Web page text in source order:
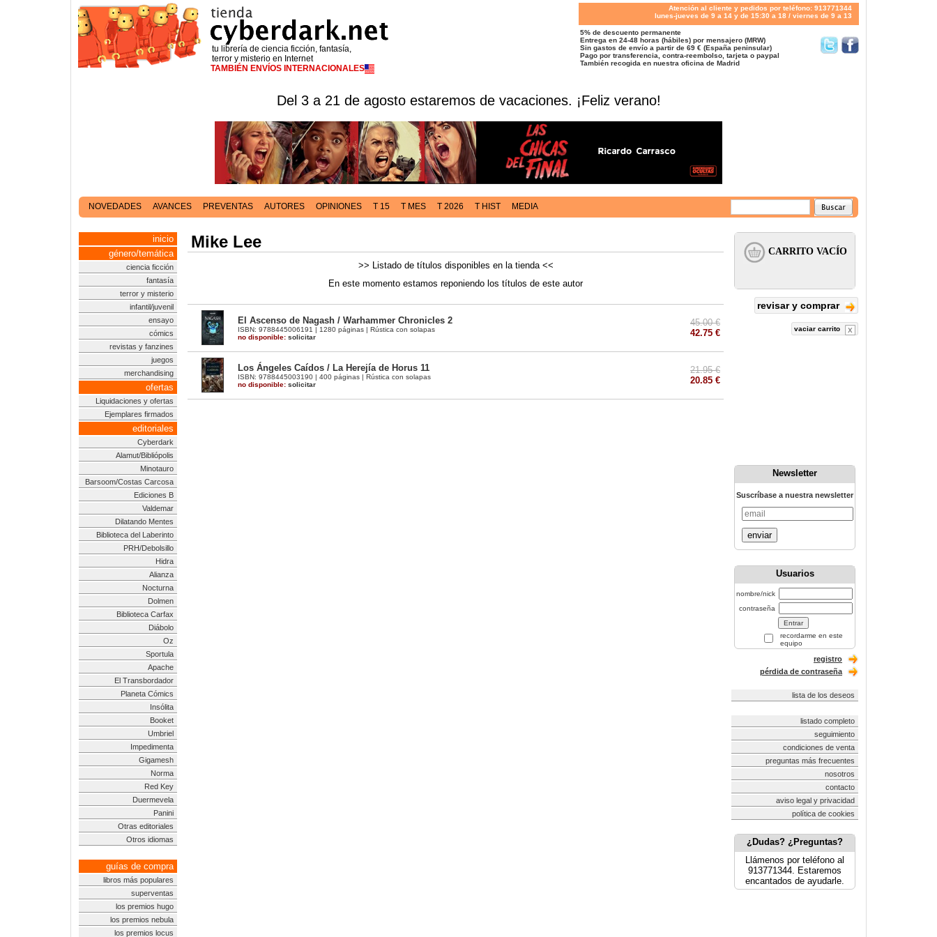
tu librería de ciencia ficción, fantasía,
terror y misterio en Internet
TAMBIÉN ENVÍOS INTERNACIONALES
Atención al cliente y pedidos por teléfono: 913771344
lunes-jueves de 9 a 14 y de 15:30 a 18 / viernes de 9 a 13
5% de descuento permanente
Entrega en 24-48 horas (hábiles) por mensajero (MRW)
Sin gastos de envío a partir de 69 € (España peninsular)
Pago por transferencia, contra-reembolso, tarjeta o paypal
También recogida en nuestra oficina de Madrid
Del 3 a 21 de agosto estaremos de vacaciones. ¡Feliz verano!
NOVEDADES AVANCES PREVENTAS AUTORES OPINIONES T 15 T MES T 2026 T HIST MEDIA
inicio
género/temática
ciencia ficción
fantasía
terror y misterio
infantil/juvenil
ensayo
cómics
revistas y fanzines
juegos
merchandising
ofertas
Liquidaciones y ofertas
Ejemplares firmados
editoriales
Cyberdark
Alamut/Bibliópolis
Minotauro
Barsoom/Costas Carcosa
Ediciones B
Valdemar
Dilatando Mentes
Biblioteca del Laberinto
PRH/Debolsillo
Hidra
Alianza
Nocturna
Dolmen
Biblioteca Carfax
Diábolo
Oz
Sportula
Apache
El Transbordador
Planeta Cómics
Insólita
Booket
Umbriel
Impedimenta
Gigamesh
Norma
Red Key
Duermevela
Panini
Otras editoriales
Otros idiomas
guías de compra
libros más populares
superventas
los premios hugo
los premios nebula
los premios locus
Mike Lee
>> Listado de títulos disponibles en la tienda <<
En este momento estamos reponiendo los títulos de este autor
El Ascenso de Nagash / Warhammer Chronicles 2
ISBN: 9788445006191 | 1280 páginas | Rústica con solapas
no disponible: solicitar
45.00 €
42.75 €
Los Ángeles Caídos / La Herejía de Horus 11
ISBN: 9788445003190 | 400 páginas | Rústica con solapas
no disponible: solicitar
21.95 €
20.85 €
revisar y comprar
vaciar carrito
Newsletter
Suscríbase a nuestra newsletter
enviar
Usuarios
nombre/nick
contraseña
recordarme en este
equipo
registro
pérdida de contraseña
lista de los deseos
listado completo
seguimiento
condiciones de venta
preguntas más frecuentes
nosotros
contacto
aviso legal y privacidad
política de cookies
¿Dudas? ¿Preguntas?
Llámenos por teléfono al
913771344. Estaremos
encantados de ayudarle.